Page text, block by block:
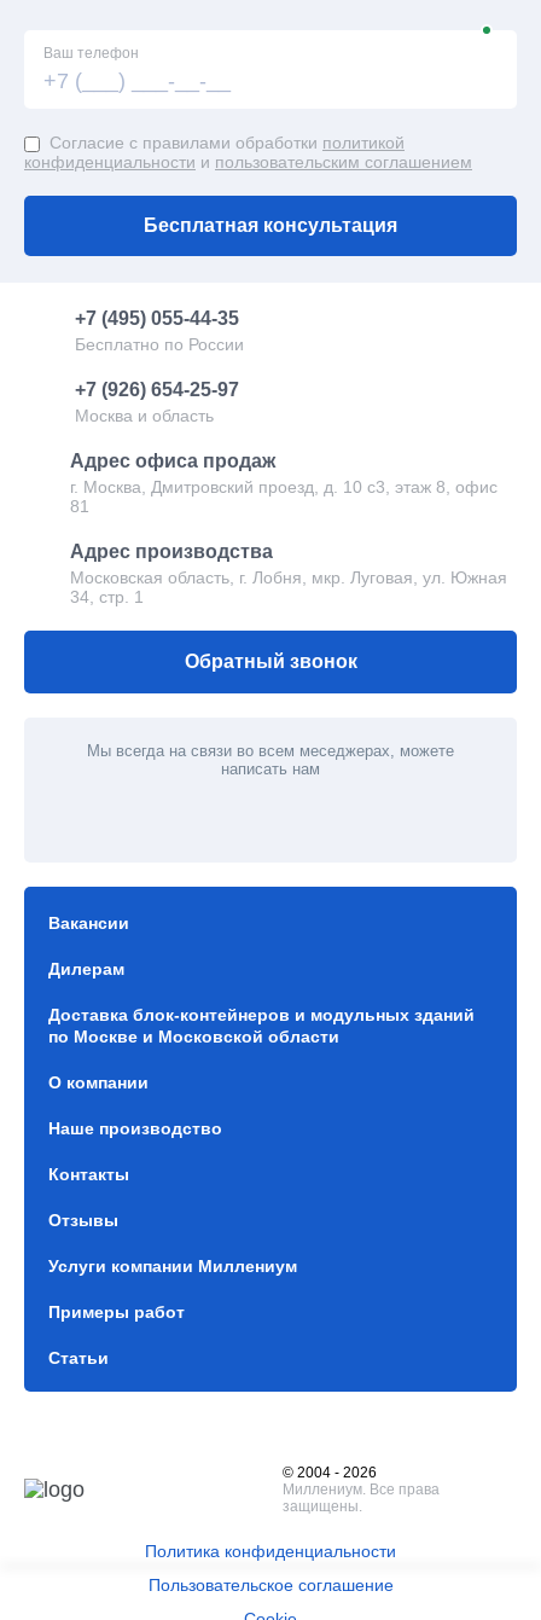
Евробытовки
Модульные лаборатории
Ваш телефон
Согласие с правилами обработки политикой
конфиденциальности и пользовательским соглашением
Бесплатная консультация
Мы всегда на связи во всем меседжерах, можете
написать нам
Адрес офиса продаж
г. Москва, Дмитровский проезд, д. 10 с3, этаж 8, офис
81
Адрес производства
Московская область, г. Лобня, мкр. Луговая, ул. Южная
34, стр. 1
+7 (495) 055-44-35
Бесплатно по России
+7 (926) 654-25-97
Москва и область
Обратный звонок
Вакансии
Дилерам
Доставка блок-контейнеров и модульных зданий
по Москве и Московской области
О компании
Наше производство
Контакты
Отзывы
Услуги компании Миллениум
Примеры работ
Статьи
© 2004 - 2026
Миллениум. Все права
защищены.
Политика конфиденциальности
Пользовательское соглашение